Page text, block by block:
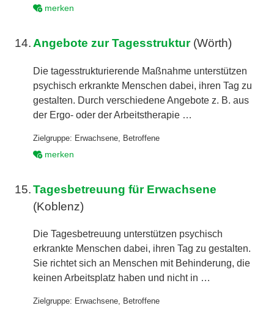
merken
14. Angebote zur Tagesstruktur(Wörth)
Die tagesstrukturierende Maßnahme unterstützen
psychisch erkrankte Menschen dabei, ihren Tag zu
gestalten. Durch verschiedene Angebote z. B. aus
der Ergo- oder der Arbeitstherapie …
Zielgruppe: Erwachsene
Betroffene
merken
15. Tagesbetreuung für Erwachsene
(Koblenz)
Die Tagesbetreuung unterstützen psychisch
erkrankte Menschen dabei, ihren Tag zu gestalten.
Sie richtet sich an Menschen mit Behinderung, die
keinen Arbeitsplatz haben und nicht in …
Zielgruppe: Erwachsene, Betroffene